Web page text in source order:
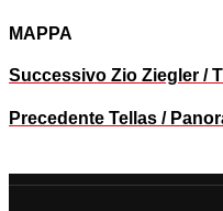
MAPPA
Successivo Zio Ziegler /
Precedente Tellas /